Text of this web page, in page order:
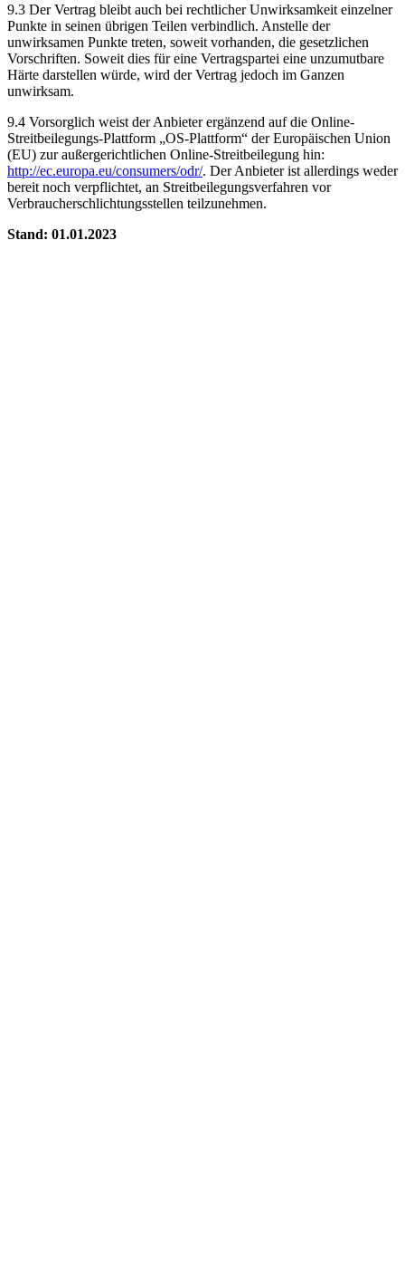
9.3 Der Vertrag bleibt auch bei rechtlicher Unwirksamkeit einzelner
Punkte in seinen übrigen Teilen verbindlich. Anstelle der
unwirksamen Punkte treten, soweit vorhanden, die gesetzlichen
Vorschriften. Soweit dies für eine Vertragspartei eine unzumutbare
Härte darstellen würde, wird der Vertrag jedoch im Ganzen
unwirksam.
9.4 Vorsorglich weist der Anbieter ergänzend auf die Online-
Streitbeilegungs-Plattform „OS-Plattform“ der Europäischen Union
(EU) zur außergerichtlichen Online-Streitbeilegung hin:
http://ec.europa.eu/consumers/odr/. Der Anbieter ist allerdings weder
bereit noch verpflichtet, an Streitbeilegungsverfahren vor
Verbraucherschlichtungsstellen teilzunehmen.
Stand: 01.01.2023